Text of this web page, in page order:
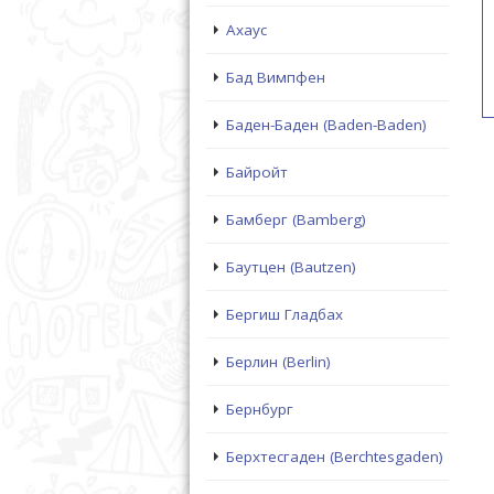
Ахаус
Бад Вимпфен
Баден-Баден (Baden-Baden)
Байройт
Бамберг (Bamberg)
Баутцен (Bautzen)
Бергиш Гладбах
Берлин (Berlin)
Бернбург
Берхтесгаден (Berchtesgaden)